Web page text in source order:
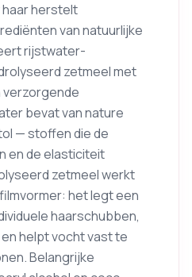
herstelt
van natuurlijke
rijstwater-
zetmeel met
bevat van nature
— stoffen die de
en de elasticiteit
zetmeel werkt
het legt een
haarschubben,
helpt vocht vast te
Belangrijke